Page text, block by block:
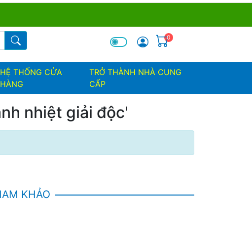
Từ khóa tìm kiếm
0
HỆ THỐNG CỬA
HÀNG
TRỞ THÀNH NHÀ CUNG
CẤP
nhiệt giải độc'
KHẢO